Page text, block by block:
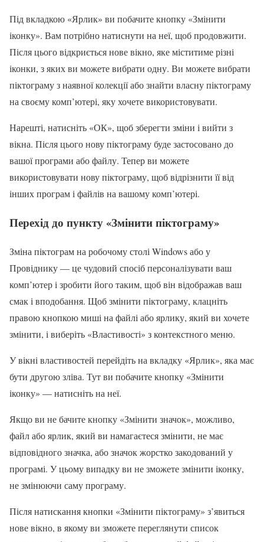
Під вкладкою «Ярлик» ви побачите кнопку «Змінити
іконку». Вам потрібно натиснути на неї, щоб продовжити.
Після цього відкриється нове вікно, яке міститиме різні
іконки, з яких ви можете вибрати одну. Ви можете вибрати
піктограму з наявної колекції або знайти власну піктограму
на своєму комп’ютері, яку хочете використовувати.
Нарешті, натисніть «ОК», щоб зберегти зміни і вийти з
вікна. Після цього нову піктограму буде застосовано до
вашої програми або файлу. Тепер ви можете
використовувати нову піктограму, щоб відрізнити її від
інших програм і файлів на вашому комп’ютері.
Перехід до пункту «Змінити піктограму»
Зміна піктограм на робочому столі Windows або у
Провіднику — це чудовий спосіб персоналізувати ваш
комп’ютер і зробити його таким, щоб він відображав ваш
смак і вподобання. Щоб змінити піктограму, клацніть
правою кнопкою миші на файлі або ярлику, який ви хочете
змінити, і виберіть «Властивості» з контекстного меню.
У вікні властивостей перейдіть на вкладку «Ярлик», яка має
бути другою зліва. Тут ви побачите кнопку «Змінити
іконку» — натисніть на неї.
Якщо ви не бачите кнопку «Змінити значок», можливо,
файл або ярлик, який ви намагаєтеся змінити, не має
відповідного значка, або значок жорстко закодований у
програмі. У цьому випадку ви не зможете змінити іконку,
не змінюючи саму програму.
Після натискання кнопки «Змінити піктограму» з’явиться
нове вікно, в якому ви зможете переглянути список